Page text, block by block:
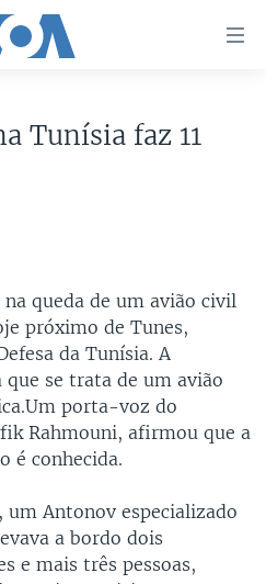
Tunísia faz 11
queda de um avião civil
próximo de Tunes,
da Tunísia. A
se trata de um avião
porta-voz do
Rahmouni, afirmou que a
é conhecida.
um Antonov especializado
a bordo dois
e mais três pessoas,